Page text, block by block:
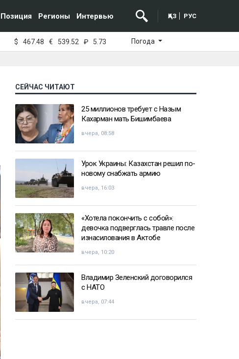
Позиция Регионы Интервью ҚАЗ РУС
$ 467.48 € 539.52 ₽ 5.73 Погода
СЕЙЧАС ЧИТАЮТ
25 миллионов требует с Назым
Кахарман мать Бишимбаева
вчера, 08:58
Урок Украины: Казахстан решил по-
новому снабжать армию
вчера, 16:03
«Хотела покончить с собой»:
девочка подверглась травле после
изнасилования в Актобе
вчера, 10:20
Владимир Зеленский договорился
с НАТО
вчера, 07:44